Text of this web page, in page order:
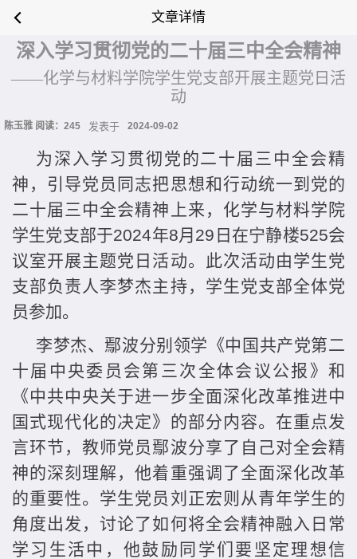
文章详情
深入学习贯彻党的二十届三中全会精神
——化学与材料学院学生党支部开展主题党日活
动
陈玉雅 阅读： 245 发表于 2024-09-02
为深入学习贯彻党的二十届三中全会精
神，引导党员同志把思想和行动统一到党的
二十届三中全会精神上来，化学与材料学院
学生党支部于2024年8月29日在宁静楼525会
议室开展主题党日活动。此次活动由学生党
支部负责人李梦杰主持，学生党支部全体党
员参加。
李梦杰、鄢波分别领学《中国共产党第二
十届中央委员会第三次全体会议公报》和
《中共中央关于进一步全面深化改革推进中
国式现代化的决定》的部分内容。在重点发
言环节，教师党员鄢波分享了自己对全会精
神的深刻理解，他着重强调了全面深化改革
的重要性。学生党员刘正宏则从青年学生的
角度出发，讨论了如何将全会精神融入日常
学习生活中，他鼓励同学们要坚定理想信